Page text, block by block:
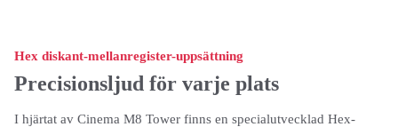
Hex diskant-mellanregister-uppsättning
Precisionsljud för varje plats
I hjärtat av Cinema M8 Tower finns en specialutvecklad Hex-